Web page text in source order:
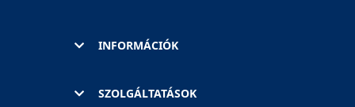
INFORMÁCIÓK
SZOLGÁLTATÁSOK